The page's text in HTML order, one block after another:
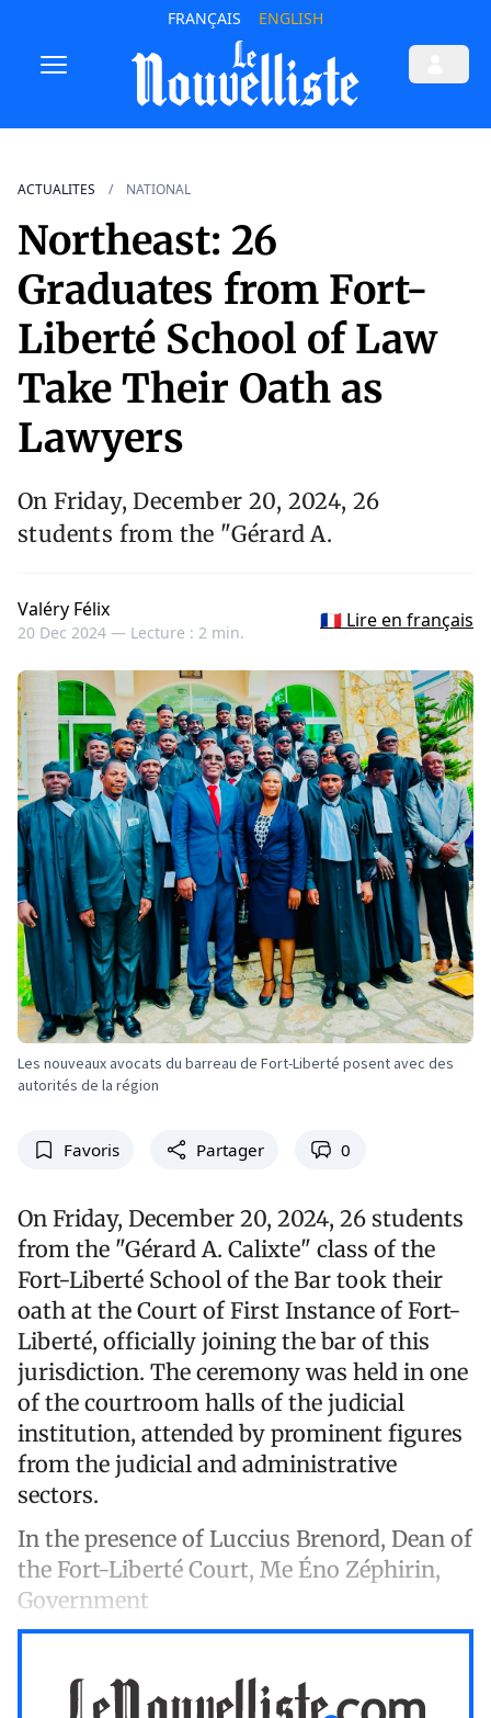
FRANÇAIS ENGLISH
ACTUALITES NATIONAL
Northeast: 26
Graduates from Fort-
Liberté School of Law
Take Their Oath as
Lawyers
On Friday, December 20, 2024, 26
students from the "Gérard A.
Valéry Félix
20 Dec 2024 — Lecture : 2 min.
🇫🇷 Lire en français
Les nouveaux avocats du barreau de Fort-Liberté posent avec des
autorités de la région
Favoris Partager 0
On Friday, December 20, 2024, 26 students
from the "Gérard A. Calixte" class of the
Fort-Liberté School of the Bar took their
oath at the Court of First Instance of Fort-
Liberté, officially joining the bar of this
jurisdiction. The ceremony was held in one
of the courtroom halls of the judicial
institution, attended by prominent figures
from the judicial and administrative
sectors.
In the presence of Luccius Brenord, Dean of
the Fort-Liberté Court, Me Éno Zéphirin,
Government